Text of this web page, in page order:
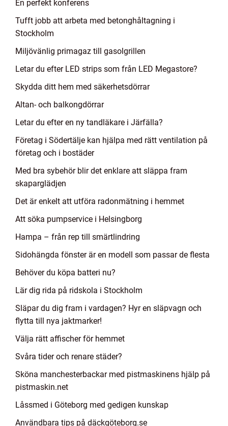
En perfekt konferens
Tufft jobb att arbeta med betonghåltagning i
Stockholm
Miljövänlig primagaz till gasolgrillen
Letar du efter LED strips som från LED Megastore?
Skydda ditt hem med säkerhetsdörrar
Altan- och balkongdörrar
Letar du efter en ny tandläkare i Järfälla?
Företag i Södertälje kan hjälpa med rätt ventilation på
företag och i bostäder
Med bra sybehör blir det enklare att släppa fram
skaparglädjen
Det är enkelt att utföra radonmätning i hemmet
Att söka pumpservice i Helsingborg
Hampa – från rep till smärtlindring
Sidohängda fönster är en modell som passar de flesta
Behöver du köpa batteri nu?
Lär dig rida på ridskola i Stockholm
Släpar du dig fram i vardagen? Hyr en släpvagn och
flytta till nya jaktmarker!
Välja rätt affischer för hemmet
Svåra tider och renare städer?
Sköna manchesterbackar med pistmaskinens hjälp på
pistmaskin.net
Låssmed i Göteborg med gedigen kunskap
Användbara tips på däckgöteborg.se